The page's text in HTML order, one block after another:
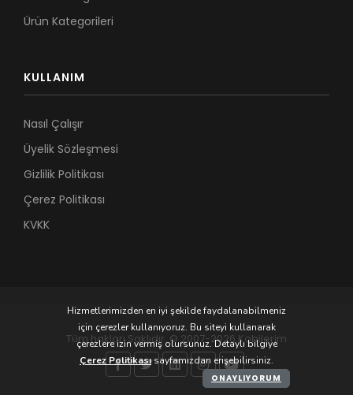
Ürün Kategorileri
KULLANIM
Nasıl Çalışır
Üyelik Sözleşmesi
Gizlilik Politikası
Çerez Politikası
KVKK
Tüm hakları Saklıdır. © 2007-2026 Kobilerim
Hizmetlerimizden en iyi şekilde faydalanabilmeniz
için çerezler kullanıyoruz. Bu siteyi kullanarak
çerezlere izin vermiş olursunuz. Detaylı bilgiye
Çerez Politikasısayfamızdan erişebilirsiniz.
ONAYLIYORUM